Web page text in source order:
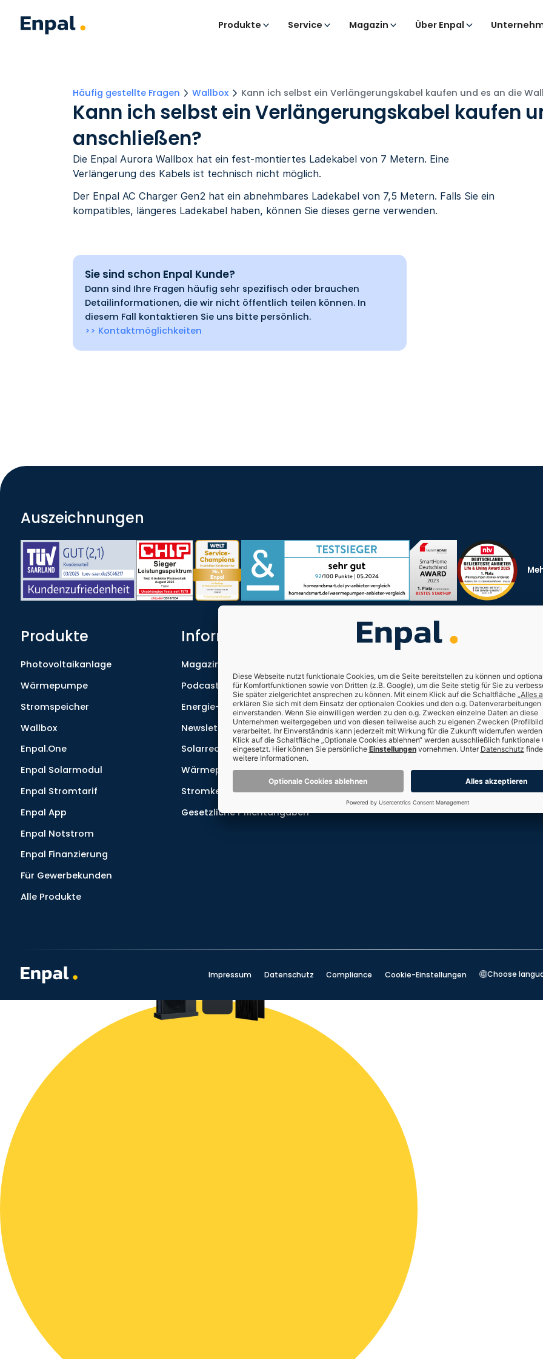
Produkte Service Magazin Über Enpal
Häufig gestellte Fragen Wallbox Kann ich selbst ein Verlängerungskabel kaufen und es an die
Kann ich selbst ein Verlängerungskabel kaufen
anschließen?
Die Enpal Aurora Wallbox hat ein fest-montiertes Ladekabel von 7 Metern. Eine
Verlängerung des Kabels ist technisch nicht möglich.
Der Enpal AC Charger Gen2 hat ein abnehmbares Ladekabel von 7,5 Metern. Falls Sie ein
kompatibles, längeres Ladekabel haben, können Sie dieses gerne verwenden.
Sie sind schon Enpal Kunde?
Dann sind Ihre Fragen häufig sehr spezifisch oder brauchen
Detailinformationen, die wir nicht öffentlich teilen können. In
diesem Fall kontaktieren Sie uns bitte persönlich.
>> Kontaktmöglichkeiten
Auszeichnungen
Produkte
Photovoltaikanlage
Wärmepumpe
Stromspeicher
Wallbox
Enpal.One
Enpal Solarmodul
Enpal Stromtarif
Enpal App
Enpal Notstrom
Enpal Finanzierung
Für Gewerbekunden
Alle Produkte
Informationen
Magazin
Podcast
Energie-Lexikon
Newsletter
Solarrechner
Wärmepumpenrechner
Stromkennzeichnung
Gesetzliche Pflichtangaben
Für Kunden
Kundenerfahrungen
Häufig gestellte Fragen
Enpal Kundenportal
Kontakt
Impressum Datenschutz Compliance Cookie-Einstellungen Choose